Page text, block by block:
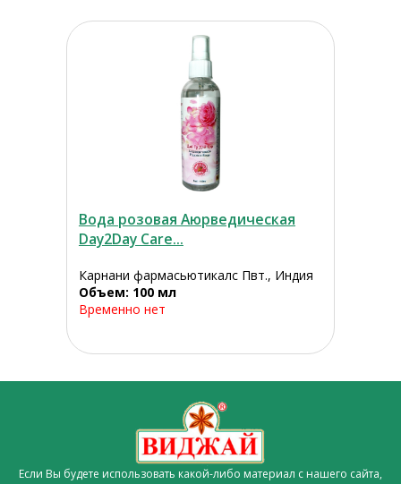
Вода розовая Аюрведическая
Day2Day Care...
Карнани фармасьютикалс Пвт., Индия
Объем: 100 мл
Временно нет
Если Вы будете использовать какой-либо материал с нашего сайта,